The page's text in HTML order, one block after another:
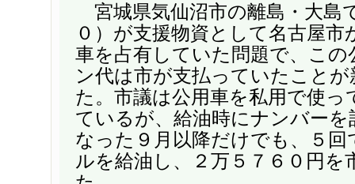
宮城県気仙沼市の離島・大島
０）が支援物資として名古屋市
車を占有していた問題で、この
ン代は市が支払っていたこと
た。市議は公用車を私用で使
ているが、給油時にナンバー
なった９月以降だけでも、５回
ルを給油し、２万５７６０円を